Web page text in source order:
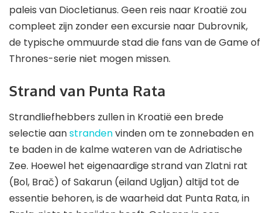
paleis van Diocletianus. Geen reis naar Kroatië zou
compleet zijn zonder een excursie naar Dubrovnik,
de typische ommuurde stad die fans van de Game of
Thrones-serie niet mogen missen.
Strand van Punta Rata
Strandliefhebbers zullen in Kroatië een brede
selectie aanstrandenvinden om te zonnebaden en
te baden in de kalme wateren van de Adriatische
Zee. Hoewel het eigenaardige strand van Zlatni rat
(Bol, Brač) of Sakarun (eiland Ugljan) altijd tot de
essentie behoren, is de waarheid dat Punta Rata, in